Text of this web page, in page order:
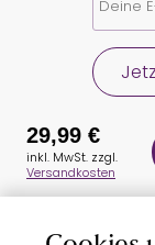
29,99 €
inkl. MwSt. zzgl.
Versandkosten